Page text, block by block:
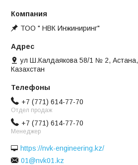
ТОО " НВК Инжиниринг"
ул Ш.Калдаякова 58/1 № 2, Астана,
Казахстан
+7 (771) 614-77-70
Отдел продаж
+7 (771) 614-77-70
Менеджер
https://nvk-engineering.kz/
01@nvk01.kz